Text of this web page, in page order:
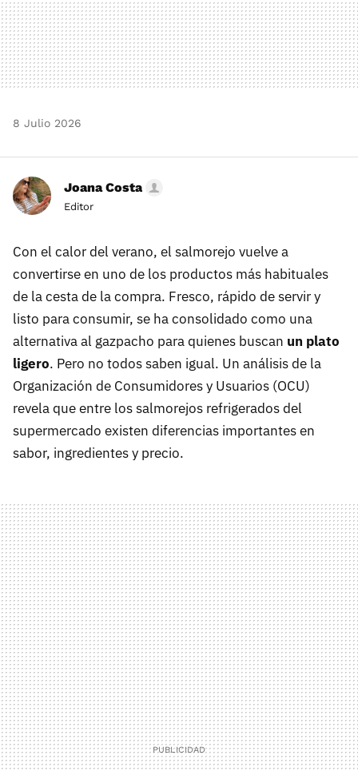
8 Julio 2026
Joana Costa
Editor
Con el calor del verano, el salmorejo vuelve a
convertirse en uno de los productos más habituales
de la cesta de la compra. Fresco, rápido de servir y
listo para consumir, se ha consolidado como una
alternativa al gazpacho para quienes buscan un plato
ligero. Pero no todos saben igual. Un análisis de la
Organización de Consumidores y Usuarios (OCU)
revela que entre los salmorejos refrigerados del
supermercado existen diferencias importantes en
sabor, ingredientes y precio.